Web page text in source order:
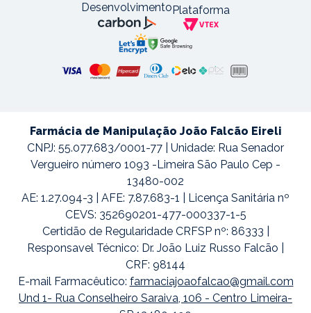
DesenvolvimentoPlataforma
Farmácia de Manipulação João Falcão Eireli
CNPJ: 55.077.683/0001-77 | Unidade: Rua Senador
Vergueiro número 1093 -Limeira São Paulo Cep -
13480-002
AE: 1.27.094-3 | AFE: 7.87.683-1 | Licença Sanitária nº
CEVS: 352690201-477-000337-1-5
Certidão de Regularidade CRFSP nº: 86333 |
Responsavel Técnico: Dr. João Luiz Russo Falcão |
CRF: 98144
E-mail Farmacêutico: farmaciajoaofalcao@gmail.com
Und 1- Rua Conselheiro Saraiva, 106 - Centro Limeira-